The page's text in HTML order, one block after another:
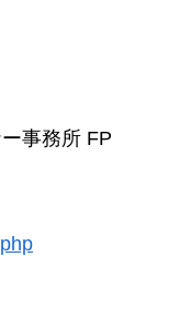
事務所 FP